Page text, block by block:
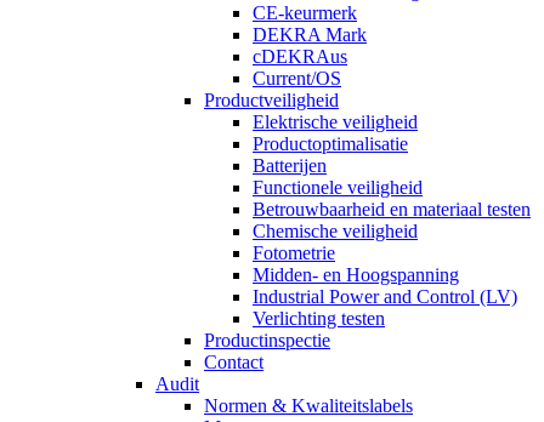
CE-keurmerk
DEKRA Mark
cDEKRAus
Current/OS
Productveiligheid
Elektrische veiligheid
Productoptimalisatie
Batterijen
Functionele veiligheid
Betrouwbaarheid en materiaal testen
Chemische veiligheid
Fotometrie
Midden- en Hoogspanning
Industrial Power and Control (LV)
Verlichting testen
Productinspectie
Contact
Audit
Normen & Kwaliteitslabels